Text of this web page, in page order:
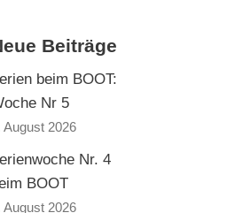
Beiträge
beim BOOT:
Nr 5
August 2026
Nr. 4
BOOT
August 2026